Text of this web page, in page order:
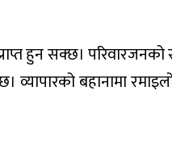
हुन सक्छ।
बहानामा रमाइलो